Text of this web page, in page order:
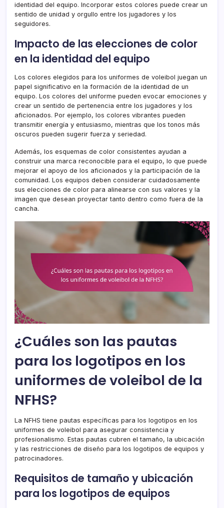
identidad del equipo. Incorporar estos colores puede crear un
sentido de unidad y orgullo entre los jugadores y los
seguidores.
Impacto de las elecciones de color
en la identidad del equipo
Los colores elegidos para los uniformes de voleibol juegan un
papel significativo en la formación de la identidad de un
equipo. Los colores del uniforme pueden evocar emociones y
crear un sentido de pertenencia entre los jugadores y los
aficionados. Por ejemplo, los colores vibrantes pueden
transmitir energía y entusiasmo, mientras que los tonos más
oscuros pueden sugerir fuerza y seriedad.
Además, los esquemas de color consistentes ayudan a
construir una marca reconocible para el equipo, lo que puede
mejorar el apoyo de los aficionados y la participación de la
comunidad. Los equipos deben considerar cuidadosamente
sus elecciones de color para alinearse con sus valores y la
imagen que desean proyectar tanto dentro como fuera de la
cancha.
¿Cuáles son las pautas
para los logotipos en los
uniformes de voleibol de la
NFHS?
La NFHS tiene pautas específicas para los logotipos en los
uniformes de voleibol para asegurar consistencia y
profesionalismo. Estas pautas cubren el tamaño, la ubicación
y las restricciones de diseño para los logotipos de equipos y
patrocinadores.
Requisitos de tamaño y ubicación
para los logotipos de equipos